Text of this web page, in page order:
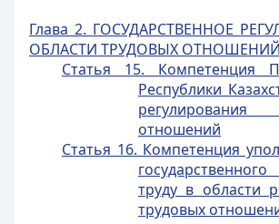
Глава 2. ГОСУДАРСТВЕННОЕ
ОБЛАСТИ ТРУДОВЫХ ОТНОШЕНИЙ
Статья 15. Компетенция
Республики
отношений
Статья 16. Компетенция
труду в области
трудовых